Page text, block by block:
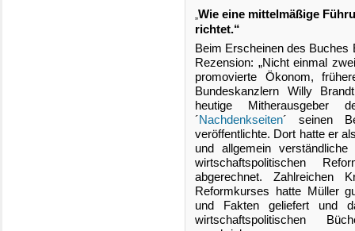
„Wie eine mittelmäßige
richtet.“
Beim Erscheinen des Buches
Rezension: „Nicht einmal
promovierte Ökonom,
Bundeskanzlern Willy
heutige Mitherausgeber
´Nachdenkseiten´ seinen
veröffentlichte. Dort hatte er
und allgemein
wirtschaftspolitischen
abgerechnet. Zahlreichen
Reformkurses hatte Müller
und Fakten geliefert und
wirtschaftspolitischen